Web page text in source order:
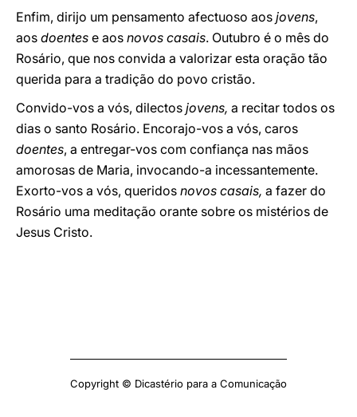
Enfim, dirijo um pensamento afectuoso aos jovens,
aos doentes e aos novos casais. Outubro é o mês do
Rosário, que nos convida a valorizar esta oração tão
querida para a tradição do povo cristão.
Convido-vos a vós, dilectos jovens, a recitar todos os
dias o santo Rosário. Encorajo-vos a vós, caros
doentes, a entregar-vos com confiança nas mãos
amorosas de Maria, invocando-a incessantemente.
Exorto-vos a vós, queridos novos casais, a fazer do
Rosário uma meditação orante sobre os mistérios de
Jesus Cristo.
Copyright © Dicastério para a Comunicação